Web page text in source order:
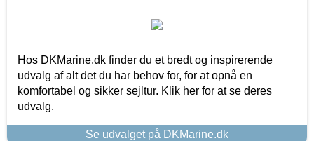
Hos DKMarine.dk finder du et bredt og inspirerende
udvalg af alt det du har behov for, for at opnå en
komfortabel og sikker sejltur. Klik her for at se deres
udvalg.
Se udvalget på DKMarine.dk